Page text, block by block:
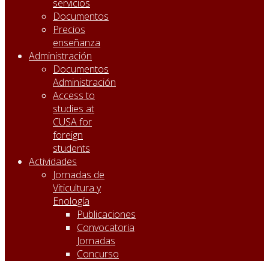
servicios
Documentos
Precios
enseñanza
Administración
Documentos
Administración
Access to
studies at
CUSA for
foreign
students
Actividades
Jornadas de
Viticultura y
Enología
Publicaciones
Convocatoria
Jornadas
Concurso